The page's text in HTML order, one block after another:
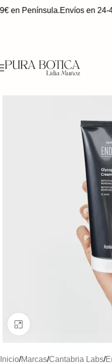
en Península.Envíos en 24-
Inicio/Marcas/Cantabria Labs/